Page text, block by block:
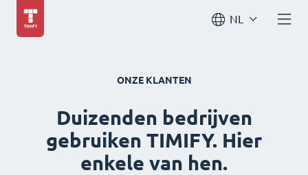
NL
ONZE KLANTEN
Duizenden bedrijven
gebruiken TIMIFY. Hier
enkele van hen.